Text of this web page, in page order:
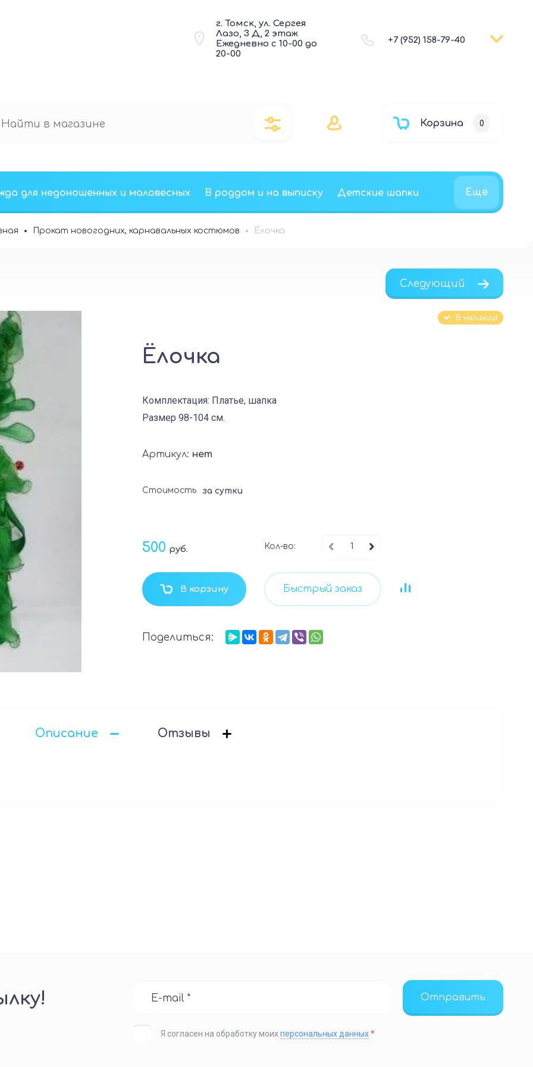
г. Томск, ул. Сергея
Лазо, 3 Д, 2 этаж
Ежедневно с 10-00 до
20-00
+7 (952) 158-79-40
Корзина 0
для недоношенных и маловесных В роддом и на выписку Детские шапки Ещё
Прокат новогодних, карнавальных костюмов Ёлочка
Следующий
В наличии!
Ёлочка
Комплектация: Платье, шапка
Размер 98-104 см.
Артикул: нет
Стоимость за сутки
500 руб. Кол-во:
В корзину Быстрый заказ
Поделиться:
Описание Отзывы
Я согласен на обработку моихперсональных данных*
Отправить